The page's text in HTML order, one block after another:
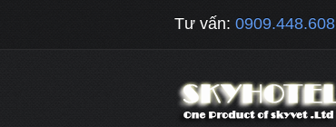
Tư vấn: 0909.448.608